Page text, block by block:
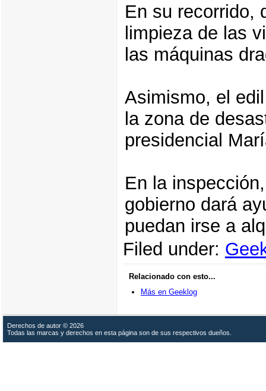
En su recorrido,
limpieza de las
las máquinas
Asimismo, el
la zona de
presidencial
En la
gobierno dará
puedan irse a
Filed under:
Relacionado con esto...
Más en Geeklog
Derechos de autor © 2026
Todas las marcas y derechos en esta página son de sus respectivos dueños.